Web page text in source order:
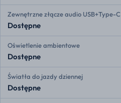
Zewnętrzne złącze audio USB+Type-C
Dostępne
Oświetlenie ambientowe
Dostępne
Światła do jazdy dziennej
Dostępne